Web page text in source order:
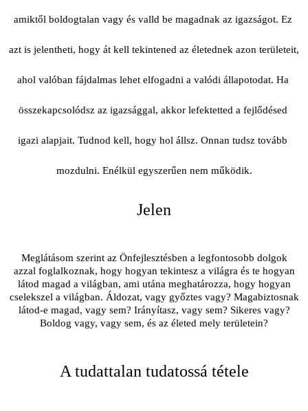
amiktől boldogtalan vagy és valld be magadnak az igazságot. Ez
azt is jelentheti, hogy át kell tekintened az életednek azon területeit,
ahol valóban fájdalmas lehet elfogadni a valódi állapotodat. Ha
összekapcsolódsz az igazsággal, akkor lefektetted a fejlődésed
igazi alapjait. Tudnod kell, hogy hol állsz. Onnan tudsz tovább
mozdulni. Enélkül egyszerűen nem működik.
Jelen
Meglátásom szerint az Önfejlesztésben a legfontosobb dolgok
azzal foglalkoznak, hogy hogyan tekintesz a világra és te hogyan
látod magad a világban, ami utána meghatározza, hogy hogyan
cselekszel a világban. Áldozat, vagy győztes vagy? Magabiztosnak
látod-e magad, vagy sem? Irányítasz, vagy sem? Sikeres vagy?
Boldog vagy, vagy sem, és az életed mely területein?
A tudattalan tudatossá tétele